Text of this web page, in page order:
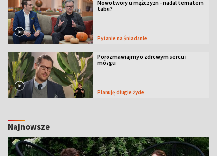
Nowotwory u mężczyzn - nadal tematem
tabu?
Pytanie na Śniadanie
Porozmawiajmy o zdrowym sercu i
mózgu
Planuję długie życie
Najnowsze